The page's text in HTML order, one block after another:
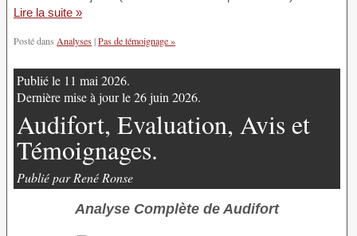
Lire la suite »
Posté dans Analyses|Pas de témoignage »
Publié le 11 mai 2026.
Dernière mise à jour le 26 juin 2026.
Audifort, Evaluation, Avis et
Témoignages.
Publié par René Ronse
Analyse Complète de Audifort